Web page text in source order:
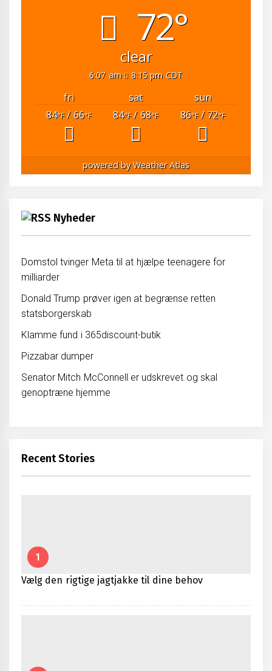
72°
clear
6:07 am 8:15 pm CDT
fri sat
sun
84°F/ 66°F 84°F/ 68°F 86°F/ 72°F
powered byWeather Atlas
Nyheder
Domstol tvinger Meta til at hjælpe teenagere for
milliarder
Donald Trump prøver igen at begrænse retten
statsborgerskab
Klamme fund i 365discount-butik
Pizzabar dumper
Senator Mitch McConnell er udskrevet og skal
genoptræne hjemme
Recent Stories
1
Vælg den rigtige jagtjakke til dine behov